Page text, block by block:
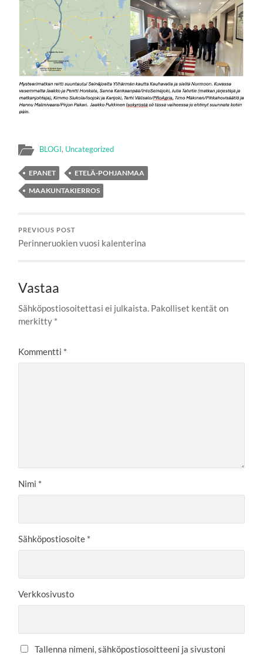
BLOGI, Uncategorized
EPANET
ETELÄ-POHJANMAA
MAAKUNTAKIERROS
PREVIOUS POST
Perinneruokien vuosi kalenterina
Vastaa
Sähköpostiosoitettasi ei julkaista. Pakolliset kentät on
merkitty *
Kommentti *
Nimi *
Sähköpostiosoite *
Verkkosivusto
Tallenna nimeni, sähköpostiosoitteeni ja sivustoni